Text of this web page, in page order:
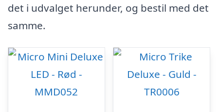
det i udvalget herunder, og bestil med det
samme.